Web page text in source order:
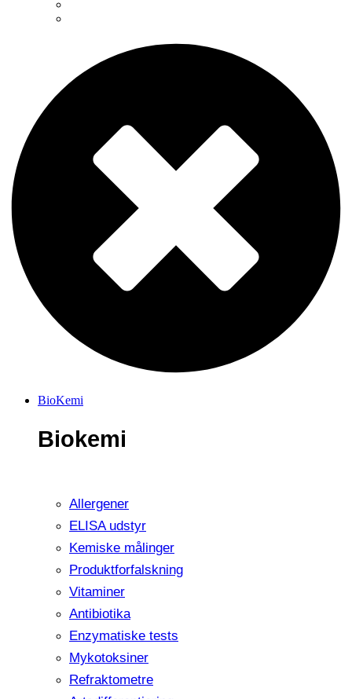
BioKemi
Biokemi
Allergener
ELISA udstyr
Kemiske målinger
Produktforfalskning
Vitaminer
Antibiotika
Enzymatiske tests
Mykotoksiner
Refraktometre